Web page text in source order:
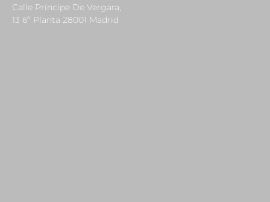
Calle Príncipe De Vergara,
13 6º Planta 28001 Madrid